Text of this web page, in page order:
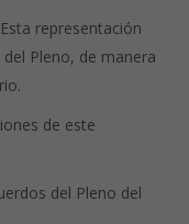
representación
Pleno, de manera
de este
del Pleno del